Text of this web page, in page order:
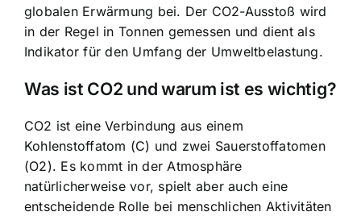
globalen Erwärmung bei. Der CO2-Ausstoß wird
in der Regel in Tonnen gemessen und dient als
Indikator für den Umfang der Umweltbelastung.
Was ist CO2 und warum ist es wichtig?
CO2 ist eine Verbindung aus einem
Kohlenstoffatom (C) und zwei Sauerstoffatomen
(O2). Es kommt in der Atmosphäre
natürlicherweise vor, spielt aber auch eine
entscheidende Rolle bei menschlichen Aktivitäten